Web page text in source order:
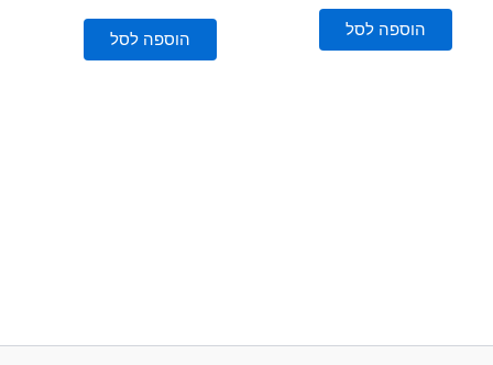
מתוך
הוספה לסל
0
מתוך
הוספה לסל